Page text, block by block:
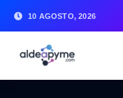
10 AGOSTO, 2026